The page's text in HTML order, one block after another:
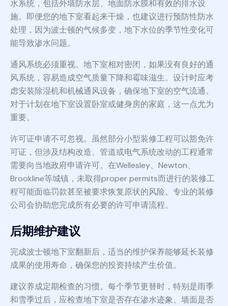
水系统，包括外墙防水层、地面防水膜和有效的排水设
施。即便您的地下室看起来干燥，也建议进行预防性防水
处理，因为波士顿的气候多变，地下水位的季节性变化可
能导致渗水问题。
通风系统必须重视。地下室相对密闭，如果没有良好的通
风系统，容易造成空气质量下降和霉味滋生。设计时应考
虑安装除湿机和机械通风设备，确保地下室的空气流通。
对于计划在地下室设置卧室或健身房的家庭，这一点尤为
重要。
许可证申请不可忽视。虽然部分小型装修工程可以豁免许
可证，但涉及结构改造、管道或电气系统改动的工程通常
需要向当地政府申请许可。在Wellesley、Newton、
Brookline等城镇，未取得proper permits而进行的装修工
程可能面临罚款甚至被要求恢复原状的风险。专业的装修
公司会协助您完成所有必要的许可申请流程。
后期维护建议
完成波士顿地下室翻新后，适当的维护保养能够延长装修
成果的使用寿命，确保您的投资持续产生价值。
建议养成定期检查的习惯。每个季节更替时，特别是雨季
和雪季过后，应检查地下室是否存在渗水迹象、墙面是否